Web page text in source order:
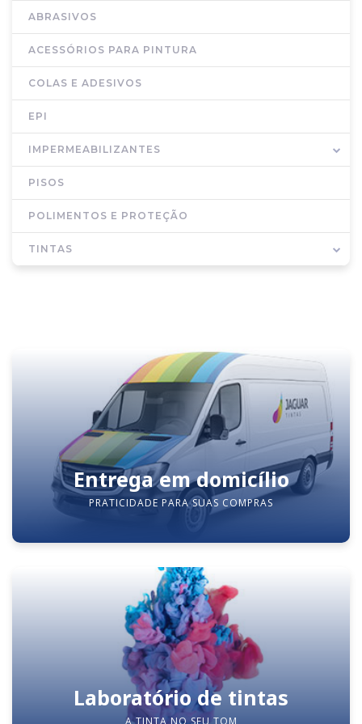
ABRASIVOS
ACESSÓRIOS PARA PINTURA
COLAS E ADESIVOS
EPI
IMPERMEABILIZANTES
PISOS
POLIMENTOS E PROTEÇÃO
TINTAS
Entrega em domicílio
PRATICIDADE PARA SUAS COMPRAS
Laboratório de tintas